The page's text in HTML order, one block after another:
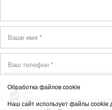
Я подтверждаю
Обработка файлов cookie
Наш сайт использует файлы cookie